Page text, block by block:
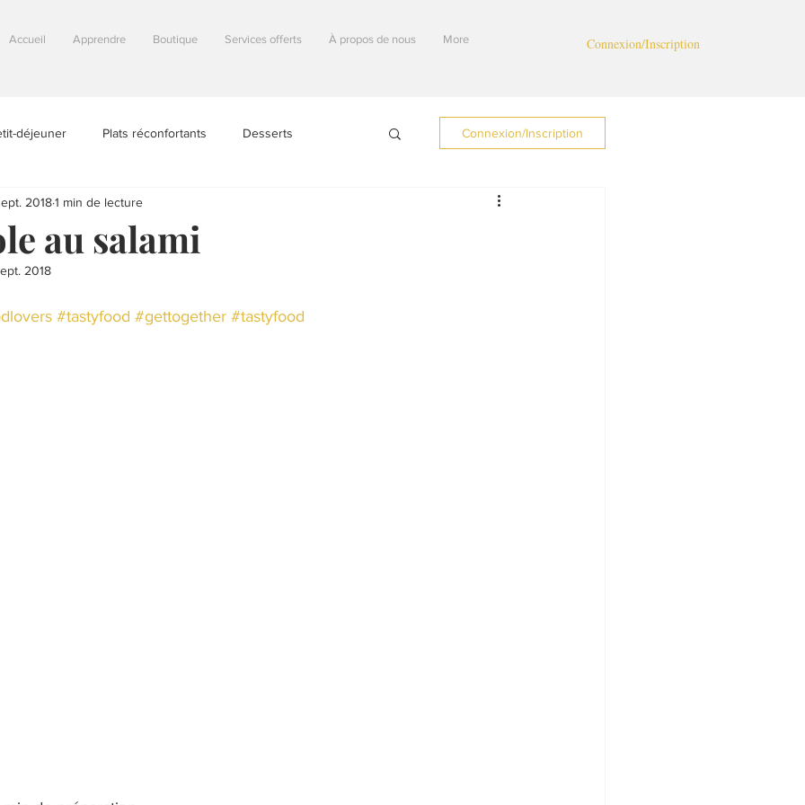
Connexion/Inscription
Accueil Apprendre Boutique Services offerts À propos de nous More
déjeuner Plats réconfortants Desserts
Astuces
Sans produits laitiers
Connexion/Inscription
au salami
20181 min de lecture
2018
#tastyfood #gettogether #tastyfood